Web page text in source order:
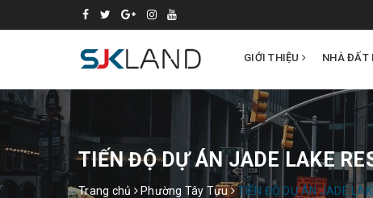
GIỚI THIỆU NHÀ ĐẤT
TIẾN ĐỘ DỰ ÁN JADE LAKE
Trang chủ Phường Tây Tựu TIẾN ĐỘ DỰ ÁN JADE